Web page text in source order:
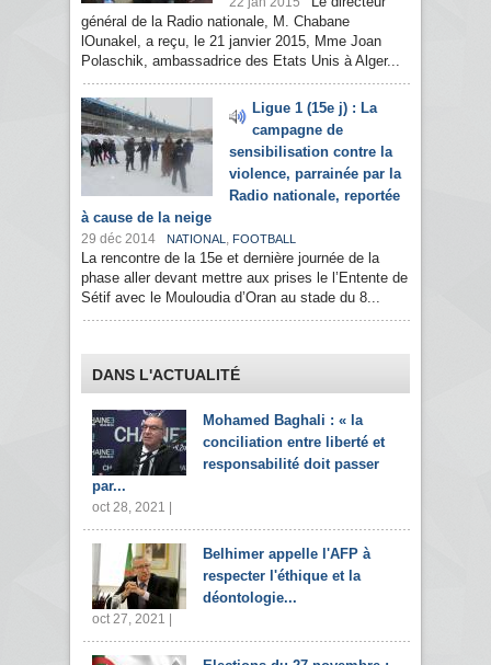
général de la Radio nationale, M. Chabane
lOunakel, a reçu, le 21 janvier 2015, Mme Joan
Polaschik, ambassadrice des Etats Unis à Alger...
Ligue 1 (15e j) : La
campagne de
sensibilisation contre la
violence, parrainée par la
Radio nationale, reportée
à cause de la neige
29 déc 2014 NATIONAL , FOOTBALL
La rencontre de la 15e et dernière journée de la
phase aller devant mettre aux prises le l’Entente de
Sétif avec le Mouloudia d’Oran au stade du 8...
DANS L'ACTUALITÉ
Mohamed Baghali : « la
conciliation entre liberté et
responsabilité doit passer
par...
oct 28, 2021 |
Belhimer appelle l'AFP à
respecter l'éthique et la
déontologie...
oct 27, 2021 |